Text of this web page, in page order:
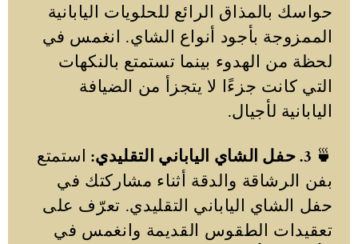
حواسك بالمذاق الرائع للحلويات اليابانية
الممزوجة بأجود أنواع الشاي. انغمس في
لحظة من الهدوء بينما تستمتع بالنكهات
التي كانت جزءًا لا يتجزأ من الضيافة
اليابانية لأجيال.
🍵 3. حفل الشاي الياباني التقليدي:
استمتع
بفن الرشاقة والدقة أثناء مشاركتك في
حفل الشاي الياباني التقليدي. تعرّف على
تعقيدات الطقوس القديمة وانغمس في